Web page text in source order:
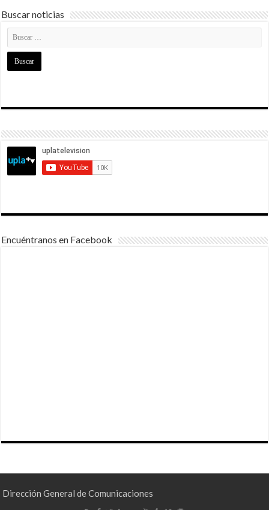
Buscar noticias
Encuéntranos en Facebook
Dirección General de Comunicaciones